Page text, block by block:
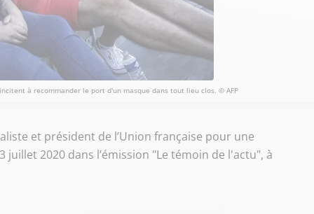
à recommander le port d'un masque dans tout lieu clos. © AFP
et président de l’Union française pour une
2020 dans l’émission "Le témoin de l'actu", à